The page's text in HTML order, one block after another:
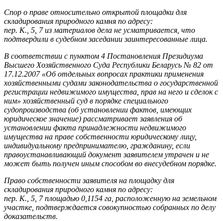
Спор о праве относительно открытой площадки для
складирования природного камня по адресу:
пер. К., 5, 7 из материалов дела не усматривается, что
подтвердили в судебном заседании заинтересованные лица.
В соответствии с пунктом 4 Постановления Президиума
Высшего Хозяйственного Суда Республики Беларусь № 82 от
17.12.2007 «Об отдельных вопросах практики применения
хозяйственными судами законодательства о государственной
регистрации недвижимого имущества, прав на него и сделок с
ним» хозяйственный суд в порядке специального
судопроизводства (об установлении фактов, имеющих
юридическое значение) рассматривает заявления об
установлении факта принадлежности недвижимого
имущества на праве собственности юридическому лицу,
индивидуальному предпринимателю, гражданину, если
правоустанавливающий документ заявителем утрачен и не
может быть получен иным способом во внесудебном порядке.
Право собственности заявителя на площадку для
складирования природного камня по адресу:
пер. К., 5, 7 площадью 0,1154 га, расположенную на земельном
участке, подтверждается совокупностью собранных по делу
доказательств.